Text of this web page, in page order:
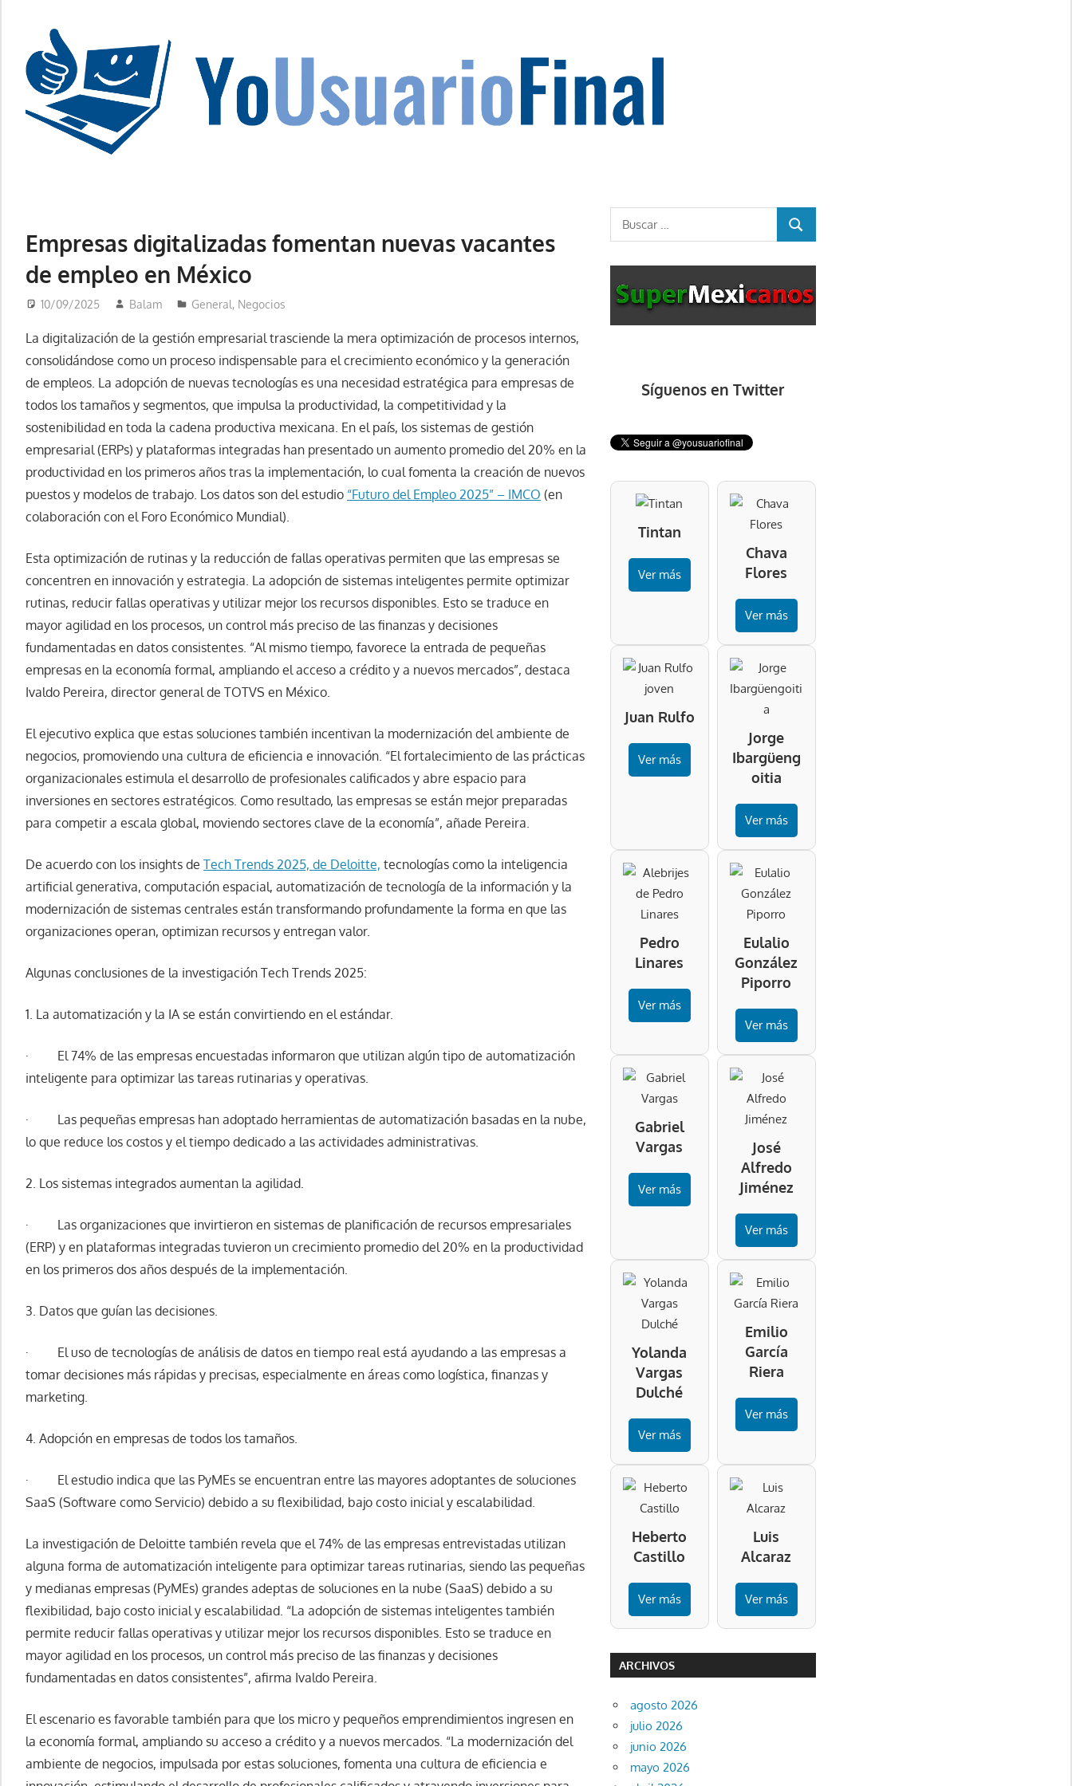
contenido
tiene
que
estar
chino
Empresas digitalizadas fomentan nuevas vacantes
de empleo en México
10/09/2025 Balam General, Negocios
La digitalización de la gestión empresarial trasciende la mera optimización de procesos internos,
consolidándose como un proceso indispensable para el crecimiento económico y la generación
de empleos. La adopción de nuevas tecnologías es una necesidad estratégica para empresas de
todos los tamaños y segmentos, que impulsa la productividad, la competitividad y la
sostenibilidad en toda la cadena productiva mexicana. En el país, los sistemas de gestión
empresarial (ERPs) y plataformas integradas han presentado un aumento promedio del 20% en la
productividad en los primeros años tras la implementación, lo cual fomenta la creación de nuevos
puestos y modelos de trabajo. Los datos son del estudio “Futuro del Empleo 2025” – IMCO (en
colaboración con el Foro Económico Mundial).
Esta optimización de rutinas y la reducción de fallas operativas permiten que las empresas se
concentren en innovación y estrategia. La adopción de sistemas inteligentes permite optimizar
rutinas, reducir fallas operativas y utilizar mejor los recursos disponibles. Esto se traduce en
mayor agilidad en los procesos, un control más preciso de las finanzas y decisiones
fundamentadas en datos consistentes. “Al mismo tiempo, favorece la entrada de pequeñas
empresas en la economía formal, ampliando el acceso a crédito y a nuevos mercados”, destaca
Ivaldo Pereira, director general de TOTVS en México.
El ejecutivo explica que estas soluciones también incentivan la modernización del ambiente de
negocios, promoviendo una cultura de eficiencia e innovación. “El fortalecimiento de las prácticas
organizacionales estimula el desarrollo de profesionales calificados y abre espacio para
inversiones en sectores estratégicos. Como resultado, las empresas se están mejor preparadas
para competir a escala global, moviendo sectores clave de la economía”, añade Pereira.
De acuerdo con los insights de Tech Trends 2025, de Deloitte, tecnologías como la inteligencia
artificial generativa, computación espacial, automatización de tecnología de la información y la
modernización de sistemas centrales están transformando profundamente la forma en que las
organizaciones operan, optimizan recursos y entregan valor.
Algunas conclusiones de la investigación Tech Trends 2025:
1. La automatización y la IA se están convirtiendo en el estándar.
· El 74% de las empresas encuestadas informaron que utilizan algún tipo de automatización
inteligente para optimizar las tareas rutinarias y operativas.
· Las pequeñas empresas han adoptado herramientas de automatización basadas en la nube,
lo que reduce los costos y el tiempo dedicado a las actividades administrativas.
2. Los sistemas integrados aumentan la agilidad.
· Las organizaciones que invirtieron en sistemas de planificación de recursos empresariales
(ERP) y en plataformas integradas tuvieron un crecimiento promedio del 20% en la productividad
en los primeros dos años después de la implementación.
3. Datos que guían las decisiones.
· El uso de tecnologías de análisis de datos en tiempo real está ayudando a las empresas a
tomar decisiones más rápidas y precisas, especialmente en áreas como logística, finanzas y
marketing.
4. Adopción en empresas de todos los tamaños.
· El estudio indica que las PyMEs se encuentran entre las mayores adoptantes de soluciones
SaaS (Software como Servicio) debido a su flexibilidad, bajo costo inicial y escalabilidad.
La investigación de Deloitte también revela que el 74% de las empresas entrevistadas utilizan
alguna forma de automatización inteligente para optimizar tareas rutinarias, siendo las pequeñas
y medianas empresas (PyMEs) grandes adeptas de soluciones en la nube (SaaS) debido a su
flexibilidad, bajo costo inicial y escalabilidad. “La adopción de sistemas inteligentes también
permite reducir fallas operativas y utilizar mejor los recursos disponibles. Esto se traduce en
mayor agilidad en los procesos, un control más preciso de las finanzas y decisiones
fundamentadas en datos consistentes”, afirma Ivaldo Pereira.
El escenario es favorable también para que los micro y pequeños emprendimientos ingresen en
la economía formal, ampliando su acceso a crédito y a nuevos mercados. “La modernización del
ambiente de negocios, impulsada por estas soluciones, fomenta una cultura de eficiencia e
Buscar:
BUSCAR
Síguenos en Twitter
Tintan
Ver más
Chava
Flores
Ver más
Juan Rulfo
Ver más
Jorge
Ibargüeng
oitia
Ver más
Pedro
Linares
Ver más
Eulalio
González
Piporro
Ver más
Gabriel
Vargas
Ver más
José
Alfredo
Jiménez
Ver más
Yolanda
Vargas
Dulché
Ver más
Emilio
García
Riera
Ver más
Heberto
Castillo
Ver más
Luis
Alcaraz
Ver más
ARCHIVOS
agosto 2026
julio 2026
junio 2026
mayo 2026